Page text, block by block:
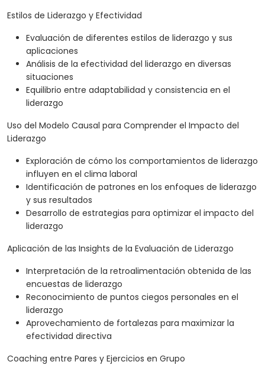
Estilos de Liderazgo y Efectividad
Evaluación de diferentes estilos de liderazgo y sus
aplicaciones
Análisis de la efectividad del liderazgo en diversas
situaciones
Equilibrio entre adaptabilidad y consistencia en el
liderazgo
Uso del Modelo Causal para Comprender el Impacto del
Liderazgo
Exploración de cómo los comportamientos de liderazgo
influyen en el clima laboral
Identificación de patrones en los enfoques de liderazgo
y sus resultados
Desarrollo de estrategias para optimizar el impacto del
liderazgo
Aplicación de las Insights de la Evaluación de Liderazgo
Interpretación de la retroalimentación obtenida de las
encuestas de liderazgo
Reconocimiento de puntos ciegos personales en el
liderazgo
Aprovechamiento de fortalezas para maximizar la
efectividad directiva
Coaching entre Pares y Ejercicios en Grupo